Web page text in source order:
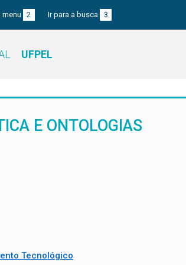
menu 2 Ir para a busca 3
UFPEL
E ONTOLOGIAS
Tecnológico